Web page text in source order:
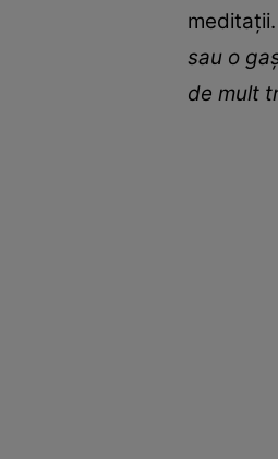
meditații.
sau o
de mult